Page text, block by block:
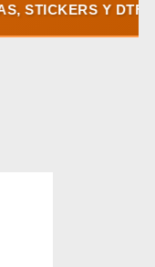
Y DTF UV